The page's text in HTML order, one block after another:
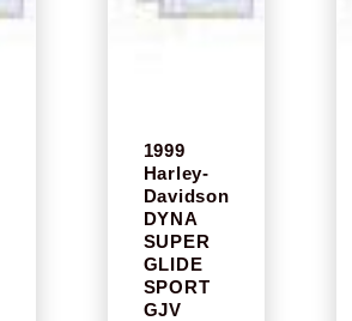
1999
Harley-
Davidson
DYNA
SUPER
GLIDE
SPORT
GJV